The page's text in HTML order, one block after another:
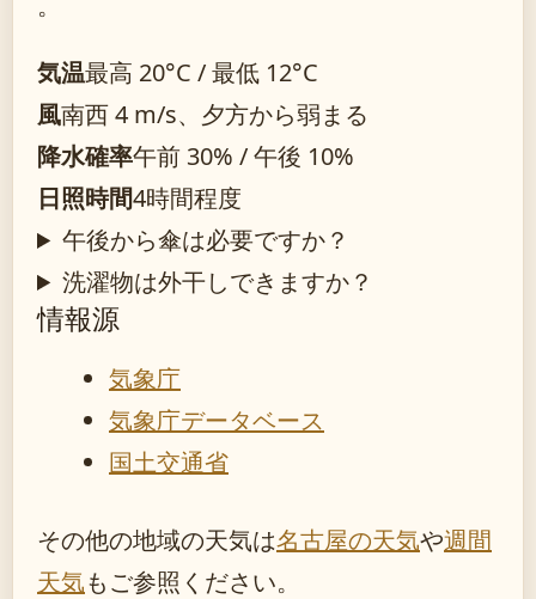
気温最高 20°C / 最低 12°C
風南西 4 m/s、夕方から弱まる
降水確率午前 30% / 午後 10%
日照時間4時間程度
午後から傘は必要ですか？
洗濯物は外干しできますか？
情報源
気象庁
気象庁データベース
国土交通省
その他の地域の天気は名古屋の天気や週間
天気もご参照ください。